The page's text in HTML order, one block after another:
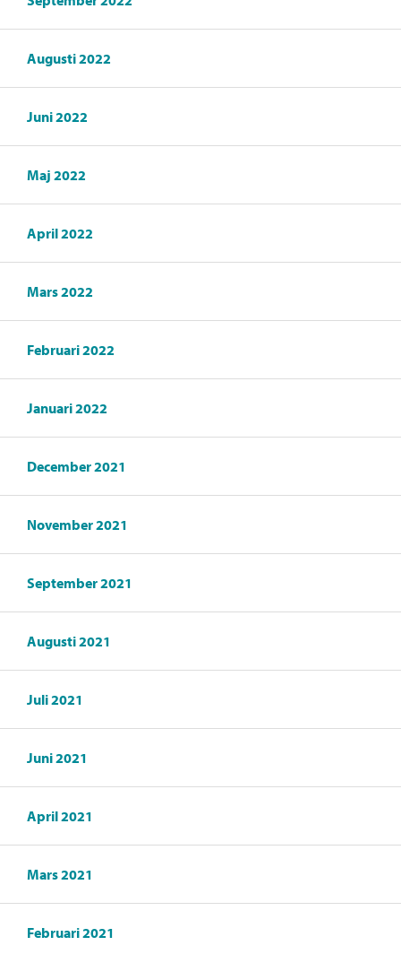
Augusti 2022
Juni 2022
Maj 2022
April 2022
Mars 2022
Februari 2022
Januari 2022
December 2021
November 2021
September 2021
Augusti 2021
Juli 2021
Juni 2021
April 2021
Mars 2021
Februari 2021